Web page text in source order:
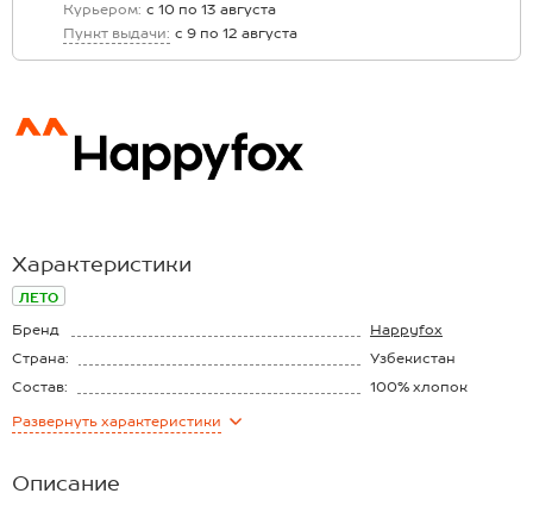
Курьером: с 10 по 13 августа
Пункт выдачи: с 9 по 12 августа
Характеристики
ЛЕТО
Бренд
Happyfox
Страна:
Узбекистан
Состав:
100% хлопок
Материал:
Развернуть характеристики
Описание